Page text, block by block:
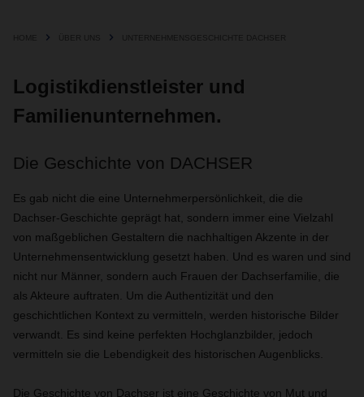
HOME ÜBER UNS UNTERNEHMENSGESCHICHTE DACHSER
Logistikdienstleister und
Familienunternehmen.
Die Geschichte von DACHSER
Es gab nicht die eine Unternehmerpersönlichkeit, die die
Dachser-Geschichte geprägt hat, sondern immer eine Vielzahl
von maßgeblichen Gestaltern die nachhaltigen Akzente in der
Unternehmensentwicklung gesetzt haben. Und es waren und sind
nicht nur Männer, sondern auch Frauen der Dachserfamilie, die
als Akteure auftraten. Um die Authentizität und den
geschichtlichen Kontext zu vermitteln, werden historische Bilder
verwandt. Es sind keine perfekten Hochglanzbilder, jedoch
vermitteln sie die Lebendigkeit des historischen Augenblicks.
Die Geschichte von Dachser ist eine Geschichte von Mut und